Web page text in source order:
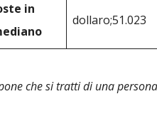
in
dollaro;51.023
che si tratti di una